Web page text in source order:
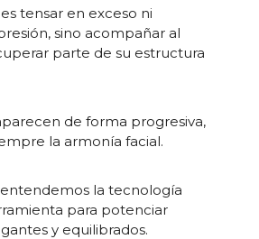
tensar en exceso ni
sino acompañar al
parte de su estructura
de forma progresiva,
la armonía facial.
la tecnología
para potenciar
y equilibrados.